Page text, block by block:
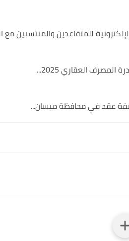
للمتقاعدين والمنتسبين مع
العقاري 2025...
عقد في محافظة ميسان...